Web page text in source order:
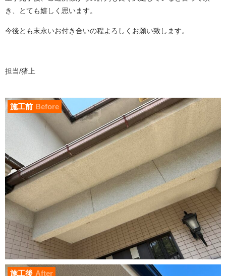
き、とても嬉しく思います。
今後とも末永いお付き合いの程よろしくお願い致します。
担当/猪上
施工前 Before
施工後 After